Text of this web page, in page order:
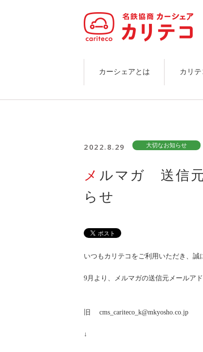
カーシェアとは カリ
2022.8.29 大切なお知らせ
メルマガ 送信元メールアドレス変更のお知
らせ
いつもカリテコをご利用いただき、誠
9月より、メルマガの送信元メールア
旧 cms_cariteco_k@mkyosho.co.jp
↓